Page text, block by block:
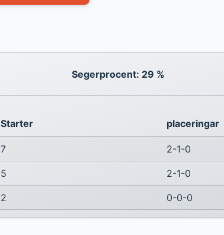
Segerprocent: 29 %
Starter placeringar
7 2-1-0
5 2-1-0
2 0-0-0